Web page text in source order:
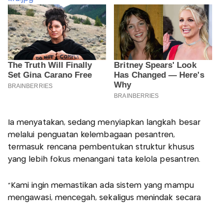
Ia menyatakan, sedang menyiapkan langkah besar
melalui penguatan kelembagaan pesantren,
termasuk rencana pembentukan struktur khusus
yang lebih fokus menangani tata kelola pesantren.
“Kami ingin memastikan ada sistem yang mampu
mengawasi, mencegah, sekaligus menindak secara